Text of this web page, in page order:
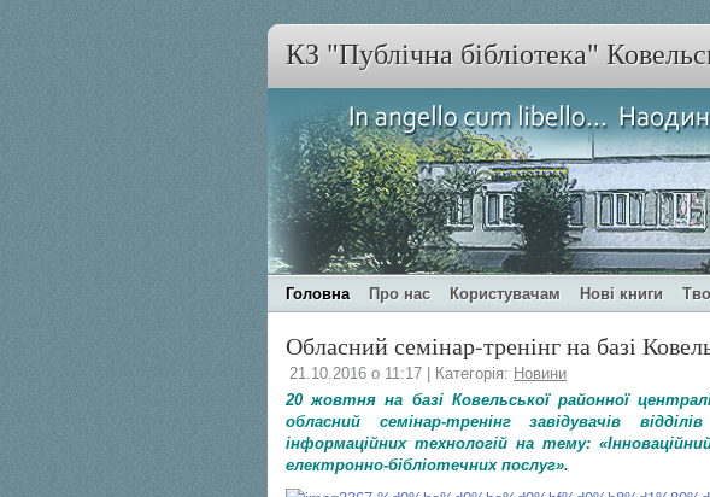
КЗ "Публічна бібліотека"
Головна Про нас Користувачам Нові книги
Обласний семінар-тренінг на базі
21.10.2016 о 11:17 | Категорія: Новини
20 жовтня на базі Ковельської районної
обласний семінар-тренінг завідувачів
інформаційних технологій на тему:
електронно-бібліотечних послуг».